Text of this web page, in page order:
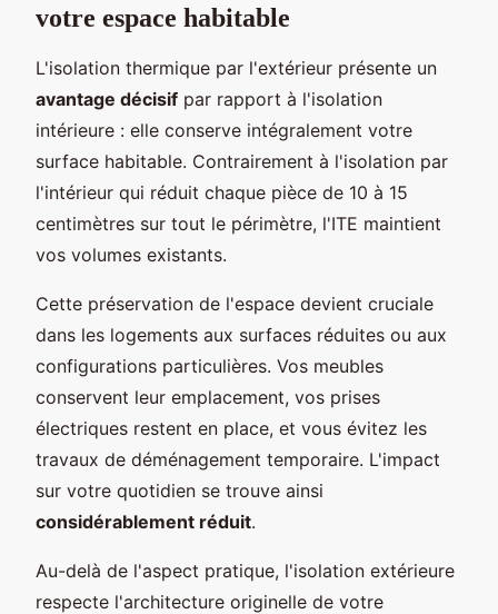
votre espace habitable
L'isolation thermique par l'extérieur présente un
avantage décisif par rapport à l'isolation
intérieure : elle conserve intégralement votre
surface habitable. Contrairement à l'isolation par
l'intérieur qui réduit chaque pièce de 10 à 15
centimètres sur tout le périmètre, l'ITE maintient
vos volumes existants.
Cette préservation de l'espace devient cruciale
dans les logements aux surfaces réduites ou aux
configurations particulières. Vos meubles
conservent leur emplacement, vos prises
électriques restent en place, et vous évitez les
travaux de déménagement temporaire. L'impact
sur votre quotidien se trouve ainsi
considérablement réduit.
Au-delà de l'aspect pratique, l'isolation extérieure
respecte l'architecture originelle de votre